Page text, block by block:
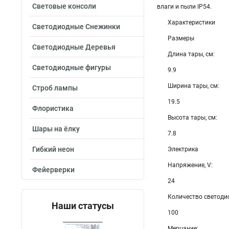
Световые консоли
Светодиодные Снежинки
Светодиодные Деревья
Светодиодные фигуры
Строб лампы
Флористика
Шары на ёлку
Гибкий неон
Фейерверки
Наши статусы
влаги и пыли IP54.
Характеристики
Размеры
Длина тары, см:
9.9
Ширина тары, см:
19.5
Высота тары, см:
7.8
Электрика
Напряжение, V:
24
Количество
100